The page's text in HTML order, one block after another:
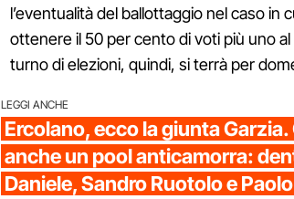
l’eventualità del ballottaggio nel caso
ottenere il 50 per cento di voti più uno
turno di elezioni, quindi, si terrà per
LEGGI ANCHE
Ercolano, ecco la giunta Garzia.
anche un pool anticamorra:
Daniele, Sandro Ruotolo e